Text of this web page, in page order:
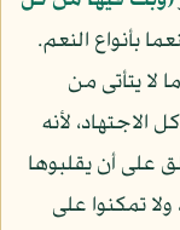
بأنواع النعم.
لا يتأتى من
لأنه
على أن يقلبوها
تمكنوا على